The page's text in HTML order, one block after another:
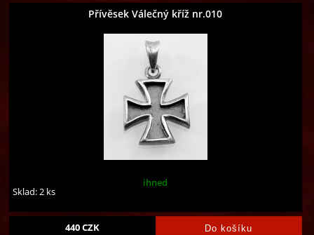
Přívěsek Válečný kříž nr.010
ihned
Sklad: 2 ks
440CZK